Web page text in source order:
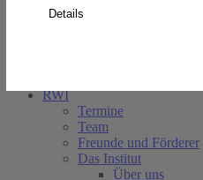
Suche schließen
RWI
Termine
Team
Freunde und Förderer
Das Institut
Über uns
Details